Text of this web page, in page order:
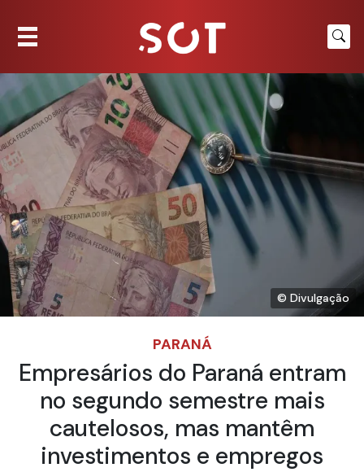
© Divulgação
PARANÁ
Empresários do Paraná entram
no segundo semestre mais
cautelosos, mas mantêm
investimentos e empregos